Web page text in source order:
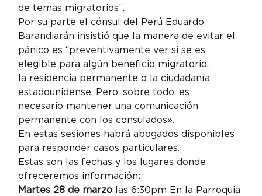
de temas migratorios”.
Por su parte el cónsul del Perú Eduardo
Barandiarán insistió que la manera de evitar el
pánico es “preventivamente ver si se es
elegible para algún beneficio migratorio,
la residencia permanente o la ciudadanía
estadounidense. Pero, sobre todo, es
necesario mantener una comunicación
permanente con los consulados».
En estas sesiones habrá abogados disponibles
para responder casos particulares.
Estas son las fechas y los lugares donde
ofreceremos información:
Martes 28 de marzo las 6:30pm En la Parroquia